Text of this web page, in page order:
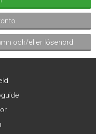
och/eller lösenord